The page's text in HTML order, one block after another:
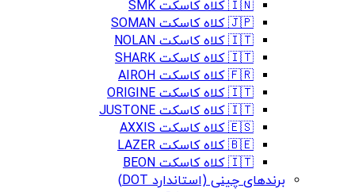
🇮🇳 کلاه کاسکت SMK
🇯🇵 کلاه کاسکت SOMAN
🇮🇹 کلاه کاسکت NOLAN
🇮🇹 کلاه کاسکت SHARK
🇫🇷 کلاه کاسکت AIROH
🇮🇹 کلاه کاسکت ORIGINE
🇮🇹 کلاه کاسکت JUSTONE
🇪🇸 کلاه کاسکت AXXIS
🇧🇪 کلاه کاسکت LAZER
🇮🇹 کلاه کاسکت BEON
برندهای چینی (استاندارد DOT)